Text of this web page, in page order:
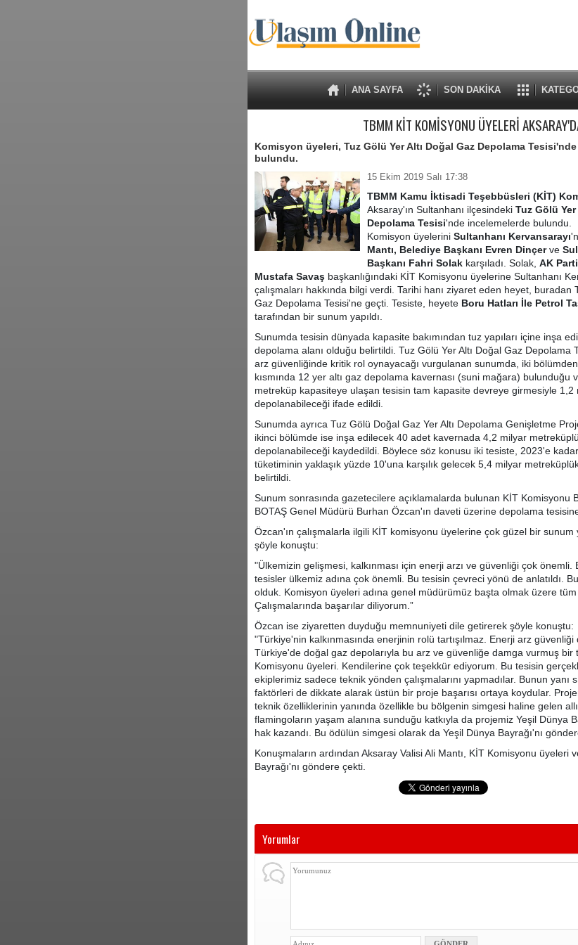
ANA SAYFA SON DAKİKA
TBMM KİT KOMİSYONU ÜYELERİ
Komisyon üyeleri, Tuz Gölü Yer Altı Doğal Gaz Depolama
bulundu.
15 Ekim 2019 Salı 17:38
TBMM Kamu İktisadi Teşebbüsleri (KİT)
Aksaray'ın Sultanhanı ilçesindeki Tuz Gölü
Depolama Tesisi'nde incelemelerde bulundu.
Komisyon üyelerini Sultanhanı Kervansarayı
Mantı, Belediye Başkanı Evren Dinçerve
Başkanı Fahri Solak karşıladı. Solak, AK
Mustafa Savaş başkanlığındaki KİT Komisyonu üyelerine Sultanhanı
çalışmaları hakkında bilgi verdi. Tarihi hanı ziyaret eden heyet, buradan
Gaz Depolama Tesisi'ne geçti. Tesiste, heyete Boru Hatları İle Petrol
tarafından bir sunum yapıldı.
Sunumda tesisin dünyada kapasite bakımından tuz yapıları içine inşa
depolama alanı olduğu belirtildi. Tuz Gölü Yer Altı Doğal Gaz Depolama
arz güvenliğinde kritik rol oynayacağı vurgulanan sunumda, iki
kısmında 12 yer altı gaz depolama kavernası (suni mağara) bulunduğu
metreküp kapasiteye ulaşan tesisin tam kapasite devreye girmesiyle 1,2
depolanabileceği ifade edildi.
Sunumda ayrıca Tuz Gölü Doğal Gaz Yer Altı Depolama Genişletme
ikinci bölümde ise inşa edilecek 40 adet kavernada 4,2 milyar
depolanabileceği kaydedildi. Böylece söz konusu iki tesiste, 2023'e
tüketiminin yaklaşık yüzde 10'una karşılık gelecek 5,4 milyar
belirtildi.
Sunum sonrasında gazetecilere açıklamalarda bulunan KİT Komisyonu
BOTAŞ Genel Müdürü Burhan Özcan'ın daveti üzerine depolama
Özcan'ın çalışmalarla ilgili KİT komisyonu üyelerine çok güzel bir sunum
şöyle konuştu:
"Ülkemizin gelişmesi, kalkınması için enerji arzı ve güvenliği çok
tesisler ülkemiz adına çok önemli. Bu tesisin çevreci yönü de anlatıldı.
olduk. Komisyon üyeleri adına genel müdürümüz başta olmak üzere
Çalışmalarında başarılar diliyorum.”
Özcan ise ziyaretten duyduğu memnuniyeti dile getirerek şöyle konuştu:
"Türkiye'nin kalkınmasında enerjinin rolü tartışılmaz. Enerji arz
Türkiye'de doğal gaz depolarıyla bu arz ve güvenliğe damga vurmuş bir
Komisyonu üyeleri. Kendilerine çok teşekkür ediyorum. Bu tesisin
ekiplerimiz sadece teknik yönden çalışmalarını yapmadılar. Bunun yanı
faktörleri de dikkate alarak üstün bir proje başarısı ortaya koydular.
teknik özelliklerinin yanında özellikle bu bölgenin simgesi haline gelen
flamingoların yaşam alanına sunduğu katkıyla da projemiz Yeşil Dünya
hak kazandı. Bu ödülün simgesi olarak da Yeşil Dünya Bayrağı'nı
Konuşmaların ardından Aksaray Valisi Ali Mantı, KİT Komisyonu üyeleri
Bayrağı'nı göndere çekti.
Yorumlar